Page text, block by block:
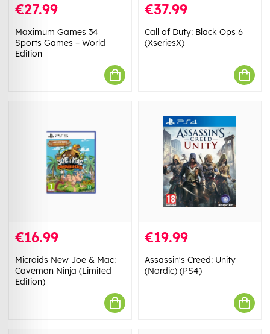
€27.99
Maximum Games 34
Sports Games – World
Edition
€37.99
Call of Duty: Black Ops 6
(XseriesX)
€16.99
Microids New Joe & Mac:
Caveman Ninja (Limited
Edition)
€19.99
Assassin's Creed: Unity
(Nordic) (PS4)